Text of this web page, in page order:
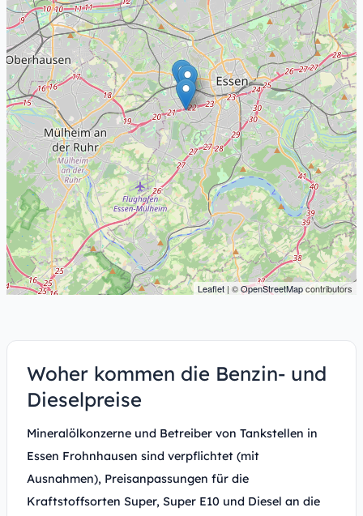
Leaflet | ©OpenStreetMapcontributors
Woher kommen die Benzin- und
Dieselpreise
Mineralölkonzerne und Betreiber von Tankstellen in
Essen Frohnhausen sind verpflichtet (mit
Ausnahmen), Preisanpassungen für die
Kraftstoffsorten Super, Super E10 und Diesel an die